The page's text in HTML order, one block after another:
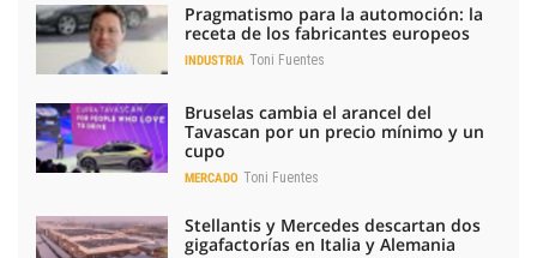
Pragmatismo para la automoción: la
receta de los fabricantes europeos
INDUSTRIA Toni Fuentes
Bruselas cambia el arancel del
Tavascan por un precio mínimo y un
cupo
MERCADO Toni Fuentes
Stellantis y Mercedes descartan dos
gigafactorías en Italia y Alemania